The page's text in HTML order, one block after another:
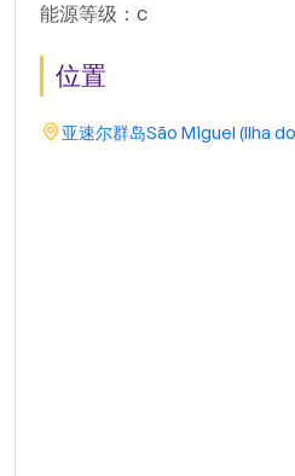
能源等级：c
位置
亚速尔群岛São Miguel (Ilha